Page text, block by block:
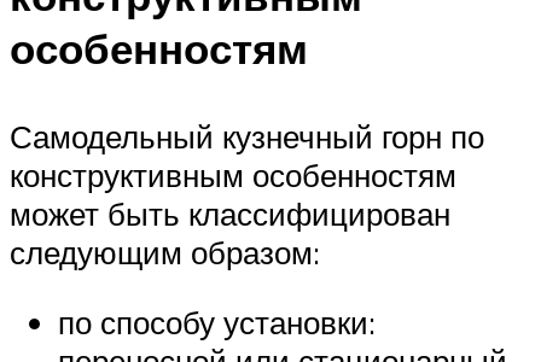
особенностям
Самодельный кузнечный горн по
конструктивным особенностям
может быть классифицирован
следующим образом:
по способу установки: